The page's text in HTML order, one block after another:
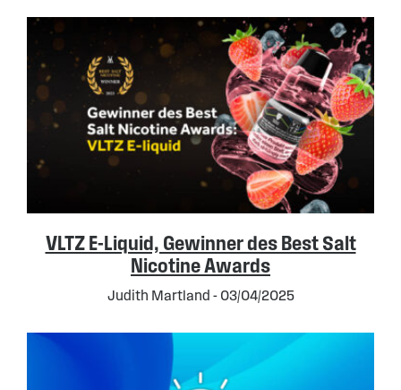
VLTZ E-Liquid, Gewinner des Best Salt
Nicotine Awards
Judith Martland - 03/04/2025